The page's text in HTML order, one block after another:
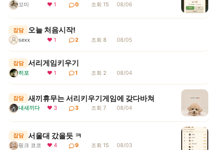
꼬미 ❤ 1 0 조회 15 08/06
잡담 오늘 처음시작!
sexx ❤ 1 2 조회 8 08/05
잡담 서리게임키우기
히포 ❤ 1 1 조회 2 08/04
잡담 새끼휴무는 서리키우기게임에 갖다바쳐
내새끼다 ❤ 3 3 조회 7 08/04
잡담 서울대 갔을듯 ㅋ
핑크 코코 ❤ 4 9 조회 15 08/03